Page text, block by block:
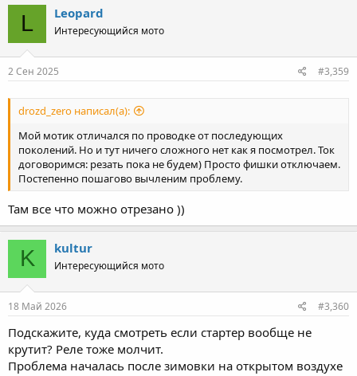
L Leopard
Интересующийся мото
2 Сен 2025 #3,359
drozd_zero написал(а):
Мой мотик отличался по проводке от последующих
поколений. Но и тут ничего сложного нет как я посмотрел. Ток
договоримся: резать пока не будем) Просто фишки отключаем.
Постепенно пошагово вычленим проблему.
Там все что можно отрезано ))
K kultur
Интересующийся мото
18 Май 2026 #3,360
Подскажите, куда смотреть если стартер вообще не
крутит? Реле тоже молчит.
Проблема началась после зимовки на открытом воздухе